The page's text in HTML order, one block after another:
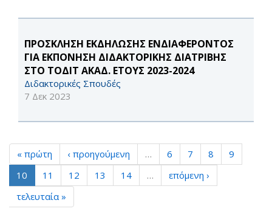
ΠΡΟΣΚΛΗΣΗ ΕΚΔΗΛΩΣΗΣ ΕΝΔΙΑΦΕΡΟΝΤΟΣ
ΓΙΑ ΕΚΠΟΝΗΣΗ ΔΙΔΑΚΤΟΡΙΚΗΣ ΔΙΑΤΡΙΒΗΣ
ΣΤΟ ΤΟΔΙΤ ΑΚΑΔ. ΕΤΟΥΣ 2023-2024
Διδακτορικές Σπουδές
7 Δεκ 2023
« πρώτη ‹ προηγούμενη … 6 7 8
9
10
11 12 13 14 …
επόμενη ›
τελευταία »